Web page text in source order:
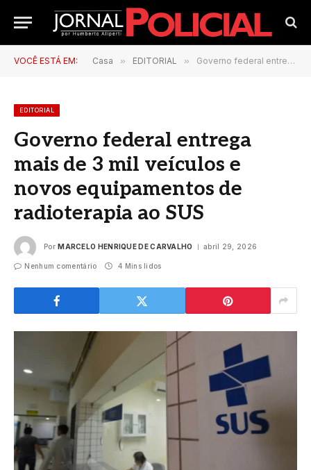
VOCÊ ESTÁ EM: Casa » EDITORIAL » Governo federal entrega mais de 3 mil veículos e novos equipamentos de radioterapia ao SUS
EDITORIAL
Governo federal entrega
mais de 3 mil veículos e
novos equipamentos de
radioterapia ao SUS
Por MARCELO HENRIQUE DE CARVALHO abril 29, 2026
Nenhum comentário 4 Mins lidos